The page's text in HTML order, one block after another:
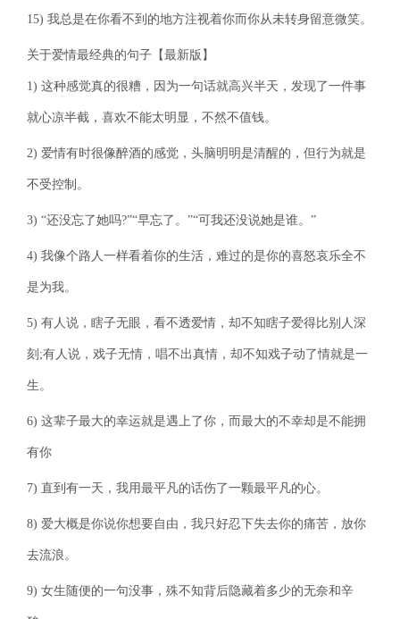
15) 我总是在你看不到的地方注视着你而你从未转身留意微笑。
关于爱情最经典的句子【最新版】
1) 这种感觉真的很糟，因为一句话就高兴半天，发现了一件事
就心凉半截，喜欢不能太明显，不然不值钱。
2) 爱情有时很像醉酒的感觉，头脑明明是清醒的，但行为就是
不受控制。
3) “还没忘了她吗?”“早忘了。”“可我还没说她是谁。”
4) 我像个路人一样看着你的生活，难过的是你的喜怒哀乐全不
是为我。
5) 有人说，瞎子无眼，看不透爱情，却不知瞎子爱得比别人深
刻;有人说，戏子无情，唱不出真情，却不知戏子动了情就是一
生。
6) 这辈子最大的幸运就是遇上了你，而最大的不幸却是不能拥
有你
7) 直到有一天，我用最平凡的话伤了一颗最平凡的心。
8) 爱大概是你说你想要自由，我只好忍下失去你的痛苦，放你
去流浪。
9) 女生随便的一句没事，殊不知背后隐藏着多少的无奈和辛